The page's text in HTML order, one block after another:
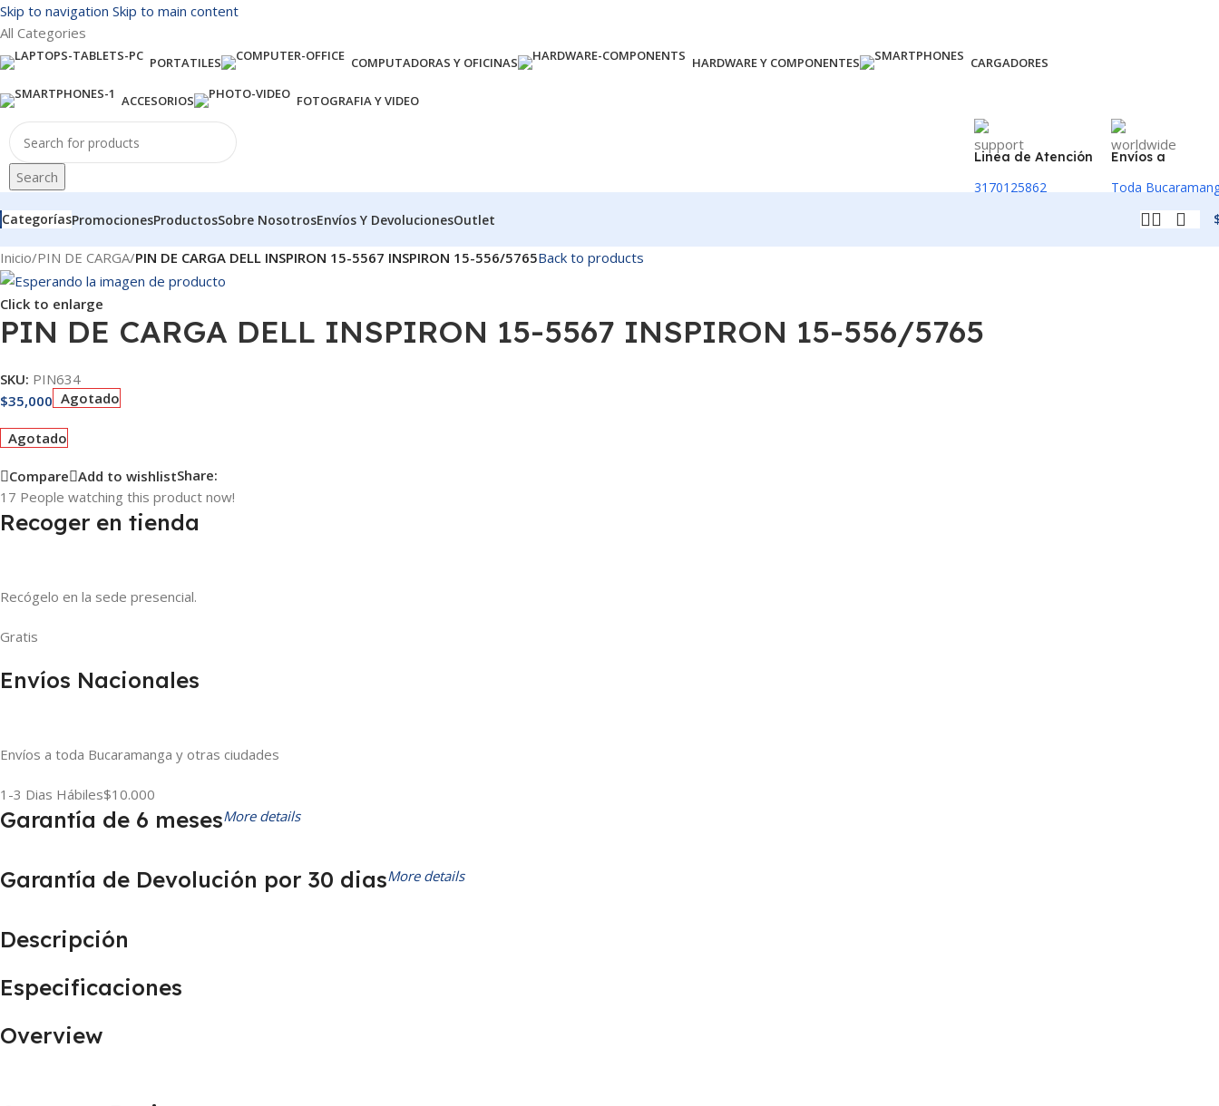
Skip to navigation Skip to main content
All Categories
PORTATILES COMPUTADORAS Y OFICINAS HARDWARE Y COMPONENTES CARGADORES
ACCESORIOS FOTOGRAFIA Y VIDEO
Search
Linea de Atención
3170125862
Envíos a
Toda
CategoríasPromocionesProductosSobre NosotrosEnvíos Y DevolucionesOutlet
Inicio/PIN DE CARGA/PIN DE CARGA DELL INSPIRON 15-5567 INSPIRON 15-556/5765Back to products
Click to enlarge
PIN DE CARGA DELL INSPIRON 15-5567 INSPIRON 15-556/5765
SKU: PIN634
$35,000 Agotado
Agotado
Compare Add to wishlistShare:
17 People watching this product now!
Recoger en tienda
Recógelo en la sede presencial.
Gratis
Envíos Nacionales
Envíos a toda Bucaramanga y otras ciudades
1-3 Dias Hábiles$10.000
Garantía de 6 mesesMore details
Garantía de Devolución por 30 diasMore details
Descripción
Especificaciones
Overview